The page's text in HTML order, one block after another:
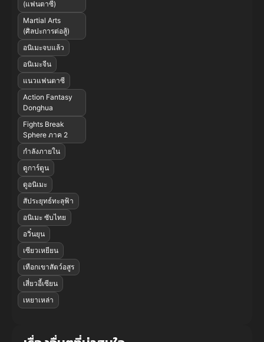
(แฟนตาซี)
Martial Arts
(ศิลปะการต่อสู้)
อนิเมะจบแล้ว
อนิเมะจีน
แนวแฟนตาซี
Action Fantasy
Donghua
Fights Break
Sphere ภาค 2
กำลังภายใน
ดูการ์ตูน
ดูอนิเมะ
สัประยุทธ์ทะลุฟ้า
อนิเมะ ซับไทย
อวิ๋นยุน
เซียวเหยียน
เทือกเขาสัตว์อสูร
เสี่ยวอี้เซียน
เหยาเหล่า